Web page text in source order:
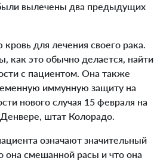
вылечены два предыдущих
для лечения своего рака.
как это обычно делается, найти
с пациентом. Она также
иммунную защиту на
нового случая 15 февраля на
штат Колорадо.
означают значительный
она смешанной расы и что она